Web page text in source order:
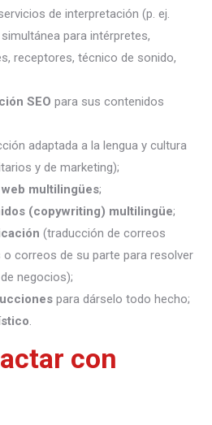
de interpretación (p. ej.
para intérpretes,
receptores, técnico de sonido,
SEO para sus contenidos
adaptada a la lengua y cultura
y de marketing);
web multilingües;
(copywriting) multilingüe;
(traducción de correos
correos de su parte para resolver
negocios);
para dárselo todo hecho;
.
con